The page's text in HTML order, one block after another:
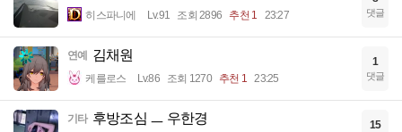
히스파니에 Lv.91 조회 2896 추천 1 23:27 댓글
연예 김채원
케를로스 Lv.86 조회 1270 추천 1 23:25
1
댓글
기타 후방조심 ㅡ 우한경 15